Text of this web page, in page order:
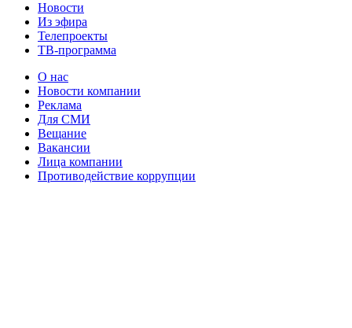
Новости
Из эфира
Телепроекты
ТВ-программа
О нас
Новости компании
Реклама
Для СМИ
Вещание
Вакансии
Лица компании
Противодействие коррупции